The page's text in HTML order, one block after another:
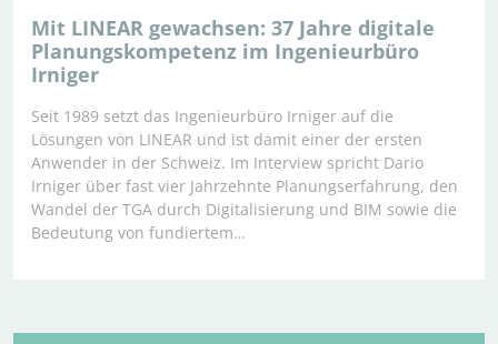
Mit LINEAR gewachsen: 37 Jahre digitale
Planungskompetenz im Ingenieurbüro
Irniger
Seit 1989 setzt das Ingenieurbüro Irniger auf die
Lösungen von LINEAR und ist damit einer der ersten
Anwender in der Schweiz. Im Interview spricht Dario
Irniger über fast vier Jahrzehnte Planungserfahrung, den
Wandel der TGA durch Digitalisierung und BIM sowie die
Bedeutung von fundiertem…